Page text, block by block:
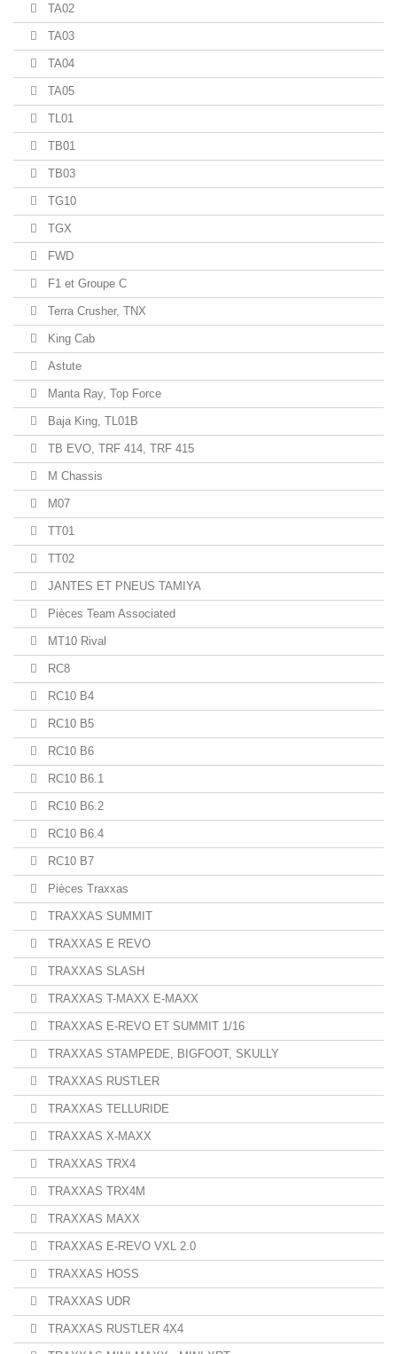
TA02
TA03
TA04
TA05
TL01
TB01
TB03
TG10
TGX
FWD
F1 et Groupe C
Terra Crusher, TNX
King Cab
Astute
Manta Ray, Top Force
Baja King, TL01B
TB EVO, TRF 414, TRF 415
M Chassis
M07
TT01
TT02
JANTES ET PNEUS TAMIYA
Pièces Team Associated
MT10 Rival
RC8
RC10 B4
RC10 B5
RC10 B6
RC10 B6.1
RC10 B6.2
RC10 B6.4
RC10 B7
Pièces Traxxas
TRAXXAS SUMMIT
TRAXXAS E REVO
TRAXXAS SLASH
TRAXXAS T-MAXX E-MAXX
TRAXXAS E-REVO ET SUMMIT 1/16
TRAXXAS STAMPEDE, BIGFOOT, SKULLY
TRAXXAS RUSTLER
TRAXXAS TELLURIDE
TRAXXAS X-MAXX
TRAXXAS TRX4
TRAXXAS TRX4M
TRAXXAS MAXX
TRAXXAS E-REVO VXL 2.0
TRAXXAS HOSS
TRAXXAS UDR
TRAXXAS RUSTLER 4X4